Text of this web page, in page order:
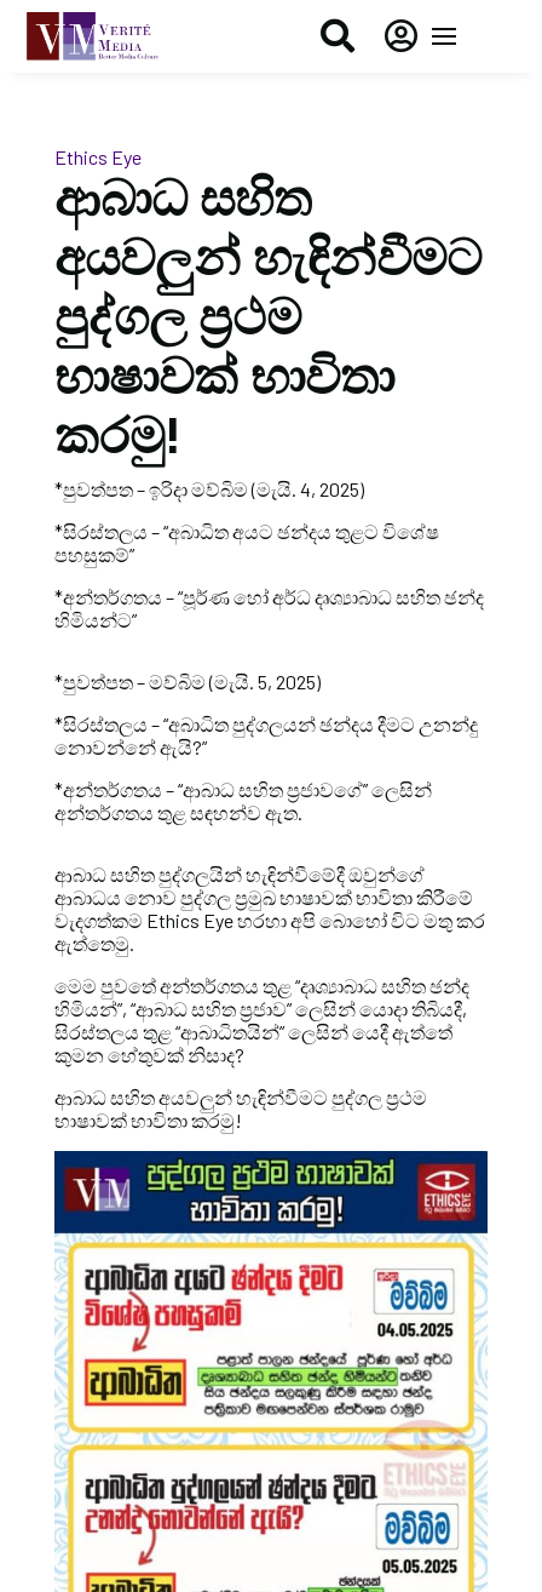
 
Ethics Eye
ආබාධ සහිත
අයවලුන් හැඳින්වීමට
පුද්ගල ප්‍රථම
භාෂාවක් භාවිතා
කරමු!
*පුවත්පත – ඉරිදා මව්බිම (මැයි. 4, 2025)
*සිරස්තලය – “අබාධිත අයට ඡන්දය තුළට විශේෂ
පහසුකම්”
*අන්තර්ගතය – “පූර්ණ හෝ අර්ධ දෘශ්‍යාබාධ සහිත ඡන්ද
හිමියන්ට”
*පුවත්පත – මව්බිම (මැයි. 5, 2025)
*සිරස්තලය – “අබාධිත පුද්ගලයන් ඡන්දය දීමට උනන්දු
නොවන්නේ ඇයි?”
*අන්තර්ගතය – “ආබාධ සහිත ප්‍රජාවගේ” ලෙසින්
අන්තර්ගතය තුළ සඳහන්ව ඇත.
ආබාධ සහිත පුද්ගලයින් හැඳින්වීමේදී ඔවුන්ගේ
ආබාධය නොව පුද්ගල ප්‍රමුඛ භාෂාවක් භාවිතා කිරීමේ
වැදගත්කම Ethics Eye හරහා අපි බොහෝ විට මතු කර
ඇත්තෙමු.
මෙම පුවතේ අන්තර්ගතය තුළ “දෘශ්‍යාබාධ සහිත ඡන්ද
හිමියන්”, “ආබාධ සහිත ප්‍රජාව” ලෙසින් යොදා තිබියදී,
සිරස්තලය තුළ “ආබාධිතයින්” ලෙසින් යෙදී ඇත්තේ
කුමන හේතුවක් නිසාද?
ආබාධ සහිත අයවලුන් හැඳින්වීමට පුද්ගල ප්‍රථම
භාෂාවක් භාවිතා කරමු!